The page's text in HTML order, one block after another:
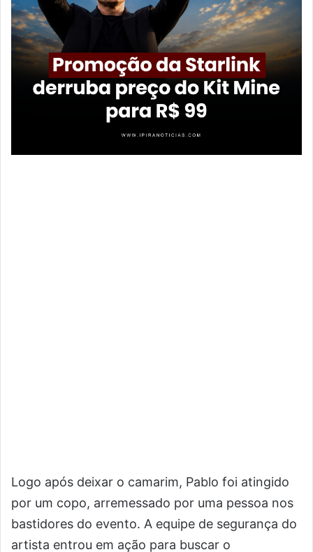
Logo após deixar o camarim, Pablo foi atingido
por um copo, arremessado por uma pessoa nos
bastidores do evento. A equipe de segurança do
artista entrou em ação para buscar o